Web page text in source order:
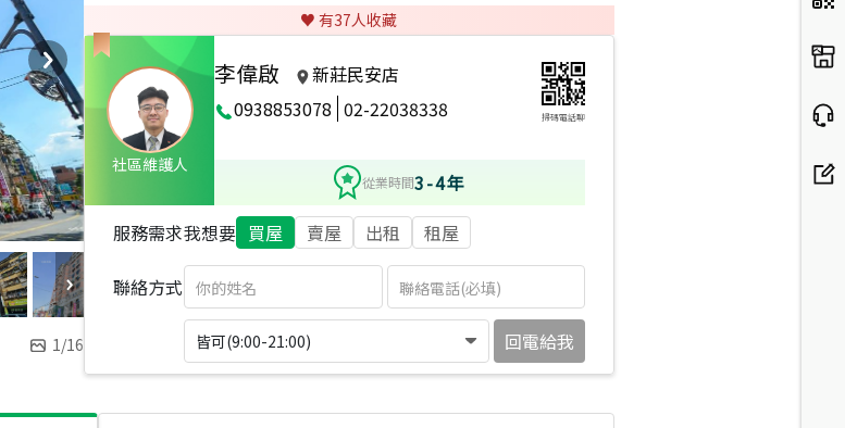
1/16
♥️ 有37人收藏
社區維護人
李偉啟
新莊民安店
0938853078 02-22038338 掃碼電話聊
2023年6月龍虎榜
從業時間3-4年
服務需求我想要 買屋 賣屋 出租 租屋
聯絡方式
皆可(9:00-21:00) 回電給我